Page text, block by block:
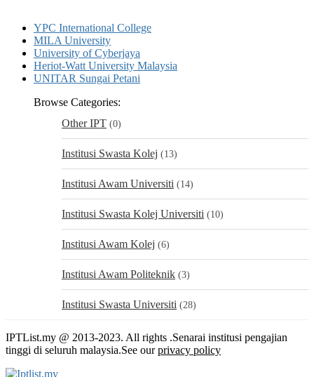
YPC International College
MILA University
University of Cyberjaya
Heriot-Watt University Malaysia
UNITAR Sungai Petani
Browse Categories:
Other IPT (0)
Institusi Swasta Kolej (13)
Institusi Awam Universiti (14)
Institusi Swasta Kolej Universiti (10)
Institusi Awam Kolej (6)
Institusi Awam Politeknik (3)
Institusi Swasta Universiti (28)
IPTList.my @ 2013-2023. All rights .Senarai institusi pengajian
tinggi di seluruh malaysia.See ourprivacy policy